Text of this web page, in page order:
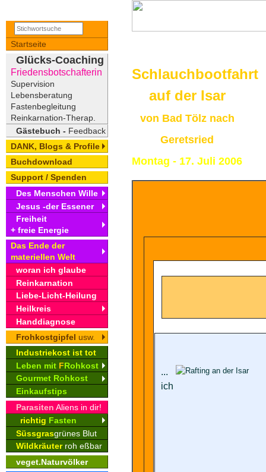
Startseite
Glücks-Coaching
Friedensbotschafterin
Supervision
Lebensberatung
Fastenbegleitung
Reinkarnation-Therap.
Gästebuch - Feedback
DANK, Blogs & Profile
Buchdownload
Support / Spenden
Des Menschen Wille
Jesus -der Essener
Freiheit
+ freie Energie
Das Ende der
materiellen Welt
woran ich glaube
Reinkarnation
Liebe-Licht-Heilung
Heilkreis
Handdiagnose
Frohkostgipfel usw.
Industriekost ist tot
Leben mit FRohkost
Gourmet Rohkost
Einkaufstips
Parasiten Aliens in dir!
richtig Fasten
Süssgrasgrünes Blut
Wildkräuterroh eßbar
veget.Naturvölker
Schlauchbootfahrt
auf der Isar
von Bad Tölz nach
Geretsried
Montag - 17. Juli 2006
...
ich